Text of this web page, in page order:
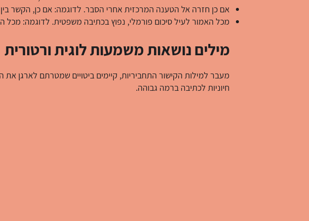
אם כן חזרה אל הטענה המרכזית אחרי הסבר. לדוגמה: אם כן, הקשר
מכל האמור לעיל סיכום פורמלי, נפוץ בכתיבה משפטית. לדוגמה:
מילים נושאות משמעות לוגית ורטורית
מעבר למילות הקישור התחביריות, קיימים ביטויים שמטרתם לארגן את
חיוניות לכתיבה ברמה גבוהה.